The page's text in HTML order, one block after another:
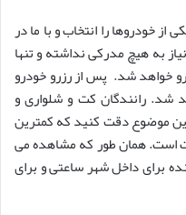
از خودروها را انتخاب و با ما در
به هیچ مدرکی نداشته و تنها
خواهد شد. پس از رزرو خودرو
شد. رانندگان کت و شلواری و
موضوع دقت کنید که کمترین
سرویس های با راننده ۱۰ ساعت است. همان طور که مشاهده می
برای داخل شهر ساعتی و برای